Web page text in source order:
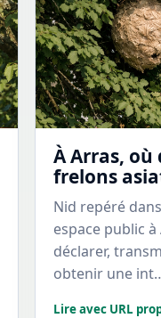
À Arras,
frelons
Nid repéré
espace public
déclarer,
obtenir une
Lire avec URL